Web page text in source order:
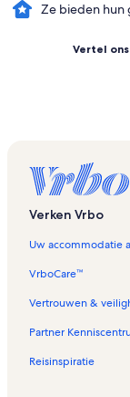
Ze bieden hun
Vertel
Verken Vrbo
Uw accommodatie
VrboCare™
Vertrouwen &
Partner
Reisinspiratie